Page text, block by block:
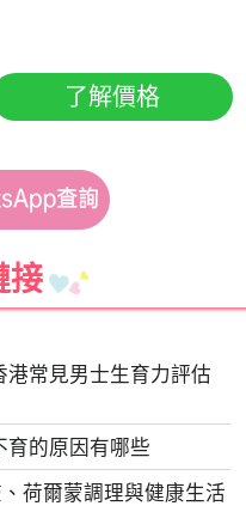
了解價格
接
港常見男士生育力評估
育的原因有哪些
荷爾蒙調理與健康生活